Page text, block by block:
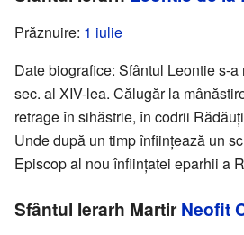
Prăznuire: 1 iulie
Date biografice: Sfântul Leontie s-
sec. al XIV-lea. Călugăr la
retrage în sihăstrie, în codrii
Unde după un timp înființează un
Episcop al nou înființatei eparhii a
Sfântul Ierarh Martir Neofit